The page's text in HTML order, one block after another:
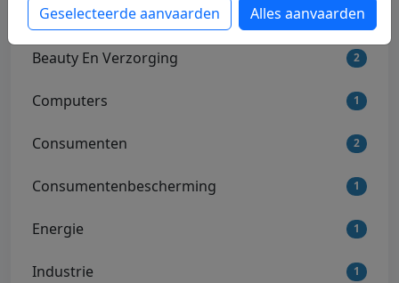
Categorieën
Beauty En Verzorging 2
Computers 1
Consumenten 2
Consumentenbescherming 1
Energie 1
Industrie 1
Geselecteerde aanvaarden Alles aanvaarden